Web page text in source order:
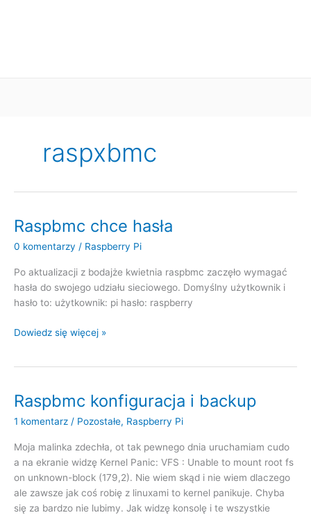
raspxbmc
Raspbmc chce hasła
0 komentarzy / Raspberry Pi
Po aktualizacji z bodajże kwietnia raspbmc zaczęło wymagać
hasła do swojego udziału sieciowego. Domyślny użytkownik i
hasło to: użytkownik: pi hasło: raspberry
Raspbmc
Dowiedz się więcej »
Raspbmc konfiguracja i backup
1 komentarz / Pozostałe, Raspberry Pi
Moja malinka zdechła, ot tak pewnego dnia uruchamiam cudo
a na ekranie widzę Kernel Panic: VFS : Unable to mount root fs
on unknown-block (179,2). Nie wiem skąd i nie wiem dlaczego
ale zawsze jak coś robię z linuxami to kernel panikuje. Chyba
się za bardzo nie lubimy. Jak widzę konsolę i te wszystkie